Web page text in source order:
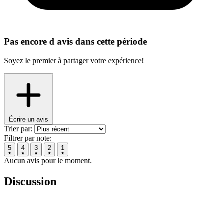
Pas encore d avis dans cette période
Soyez le premier à partager votre expérience!
Écrire un avis
Trier par:
Filtrer par note:
5 4 3 2 1
Aucun avis pour le moment.
Discussion